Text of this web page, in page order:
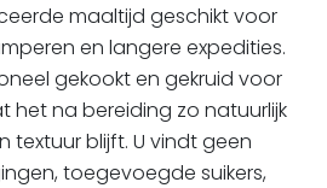
maaltijd geschikt voor
en langere expedities.
gekookt en gekruid voor
het na bereiding zo natuurlijk
textuur blijft. U vindt geen
toegevoegde suikers,